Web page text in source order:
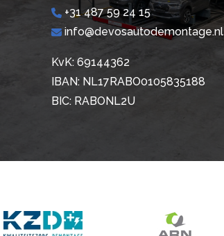
+31 487 59 24 15
info@devosautodemontage.nl
KvK: 69144362
IBAN: NL17RABO0105835188
BIC: RABONL2U